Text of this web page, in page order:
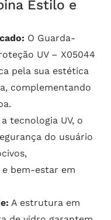
Estilo e
O Guarda-
UV – X05044
pela sua estética
complementando
tecnologia UV, o
do usuário
bem-estar em
A estrutura em